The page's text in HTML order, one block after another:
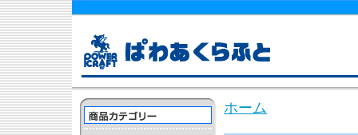
ホーム